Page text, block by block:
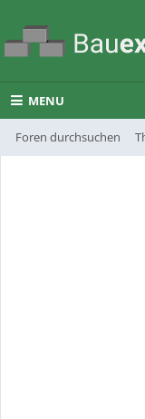
MENU
Foren durchsuchen